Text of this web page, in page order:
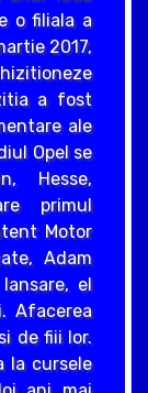
o filiala a
2017,
a fost
ale
Opel se
Hesse,
primul
Motor
Adam
el
Afacerea
de fiii lor.
la cursele